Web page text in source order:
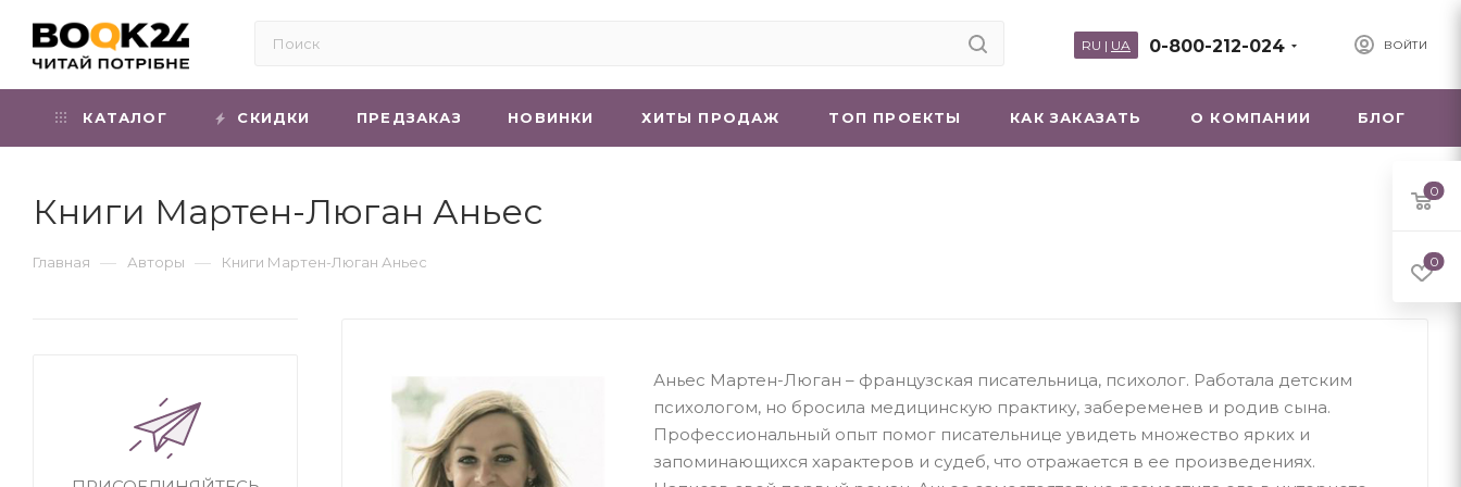
ВОЙТИ
0-800-212-024
RU | UA
КАТАЛОГ СКИДКИ ПРЕДЗАКАЗ НОВИНКИ ХИТЫ ПРОДАЖ ТОП ПРОЕКТЫ КАК ЗАКАЗАТЬ О КОМПАНИИ БЛОГ
Книги Мартен-Люган Аньес
Главная — Авторы — Книги Мартен-Люган Аньес
Аньес Мартен-Люган – французская писательница, психолог. Работала детским
психологом, но бросила медицинскую практику, забеременев и родив сына.
Профессиональный опыт помог писательнице увидеть множество ярких и
запоминающихся характеров и судеб, что отражается в ее произведениях.
0
0